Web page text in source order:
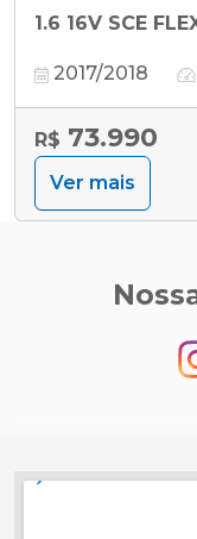
1.6 16V SCE
2017/2018
R$ 73.990
Ver mais